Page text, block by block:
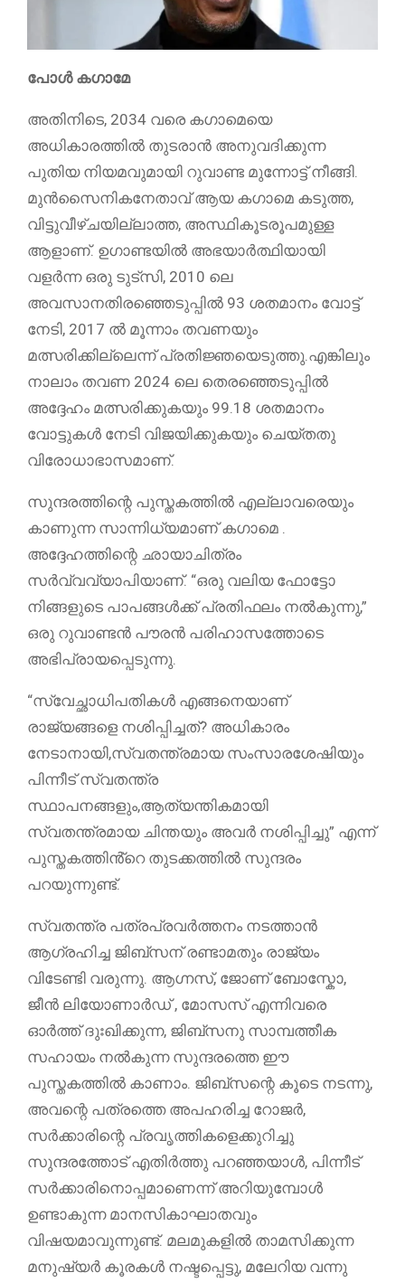
പോൾ കഗാമേ
അതിനിടെ, 2034 വരെ കഗാമെയെ
അധികാരത്തിൽ തുടരാൻ അനുവദിക്കുന്ന
പുതിയ നിയമവുമായി റുവാണ്ട മുന്നോട്ട് നീങ്ങി.
മുൻസൈനികനേതാവ് ആയ കഗാമെ കടുത്ത,
വിട്ടുവീഴ്ചയില്ലാത്ത, അസ്ഥികൂടരൂപമുള്ള
ആളാണ്. ഉഗാണ്ടയിൽ അഭയാർത്ഥിയായി
വളർന്ന ഒരു ടുട്സി, 2010 ലെ
അവസാനതിരഞ്ഞെടുപ്പിൽ 93 ശതമാനം വോട്ട്
നേടി, 2017 ൽ മൂന്നാം തവണയും
മത്സരിക്കില്ലെന്ന് പ്രതിജ്ഞയെടുത്തു.എങ്കിലും
നാലാം തവണ 2024 ലെ തെരഞ്ഞെടുപ്പിൽ
അദ്ദേഹം മത്സരിക്കുകയും 99.18 ശതമാനം
വോട്ടുകൾ നേടി വിജയിക്കുകയും ചെയ്തതു
വിരോധാഭാസമാണ്.
സുന്ദരത്തിന്റെ പുസ്തകത്തിൽ എല്ലാവരെയും
കാണുന്ന സാന്നിധ്യമാണ് കഗാമെ .
അദ്ദേഹത്തിന്റെ ഛായാചിത്രം
സർവ്വവ്യാപിയാണ്. “ഒരു വലിയ ഫോട്ടോ
നിങ്ങളുടെ പാപങ്ങൾക്ക് പ്രതിഫലം നൽകുന്നു,”
ഒരു റുവാണ്ടൻ പൗരൻ പരിഹാസത്തോടെ
അഭിപ്രായപ്പെടുന്നു.
“സ്വേച്ഛാധിപതികൾ എങ്ങനെയാണ്
രാജ്യങ്ങളെ നശിപ്പിച്ചത്? അധികാരം
നേടാനായി,സ്വതന്ത്രമായ സംസാരശേഷിയും
പിന്നീട് സ്വതന്ത്ര
സ്ഥാപനങ്ങളും,ആത്യന്തികമായി
സ്വതന്ത്രമായ ചിന്തയും അവർ നശിപ്പിച്ചു” എന്ന്
പുസ്തകത്തിൻ്റെ തുടക്കത്തിൽ സുന്ദരം
പറയുന്നുണ്ട്.
സ്വതന്ത്ര പത്രപ്രവർത്തനം നടത്താൻ
ആഗ്രഹിച്ച ജിബ്‌സന് രണ്ടാമതും രാജ്യം
വിടേണ്ടി വരുന്നു. ആഗ്നസ്, ജോണ് ബോസ്കോ,
ജീൻ ലിയോണാർഡ് , മോസസ് എന്നിവരെ
ഓർത്ത് ദുഃഖിക്കുന്ന, ജിബ്സനു സാമ്പത്തീക
സഹായം നൽകുന്ന സുന്ദരത്തെ ഈ
പുസ്തകത്തിൽ കാണാം. ജിബ്‌സന്റെ കൂടെ നടന്നു,
അവന്റെ പത്രത്തെ അപഹരിച്ച റോജർ,
സർക്കാരിന്റെ പ്രവൃത്തികളെക്കുറിച്ചു
സുന്ദരത്തോട് എതിർത്തു പറഞ്ഞയാൾ, പിന്നീട്
സർക്കാരിനൊപ്പമാണെന്ന് അറിയുമ്പോൾ
ഉണ്ടാകുന്ന മാനസികാഘാതവും
വിഷയമാവുന്നുണ്ട്. മലമുകളിൽ താമസിക്കുന്ന
മനുഷ്യർ കൂരകൾ നഷ്ടപ്പെട്ടു, മലേറിയ വന്നു